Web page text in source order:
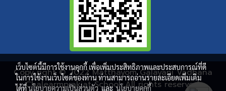
Copy right © 2022 Matthayom Galayani Vadhana
Chalearmprakiat School. All rights reserved.
เว็บไซต์นี้มีการใช้งานคุกกี้ เพื่อเพิ่มประสิทธิภาพและประสบการณ์ที่ดี
ในการใช้งานเว็บไซต์ของท่าน ท่านสามารถอ่านรายละเอียดเพิ่มเติม
ได้ที่นโยบายความเป็นส่วนตัวและนโยบายคุกกี้